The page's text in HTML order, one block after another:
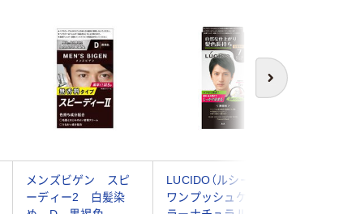
次へ
メンズビゲン スピ
ーディー2 白髪染
LUCIDO（ルシード）
ワンプッシュケアカ